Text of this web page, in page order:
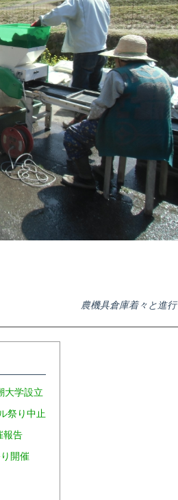
農機具倉庫着々と進行
学設立
祭り中止
報告
開催